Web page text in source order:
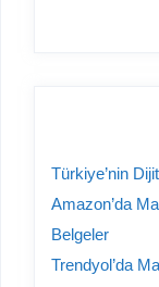
Türkiye’nin
Amazon’da
Belgeler
Trendyol’da